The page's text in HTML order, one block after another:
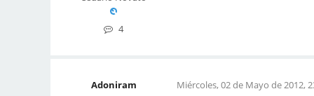
4
Adoniram Miércoles, 02 de Mayo de 2012,